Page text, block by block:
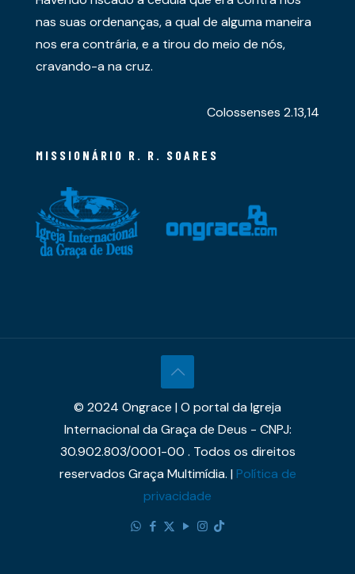
nas suas ordenanças, a qual de alguma maneira
nos era contrária, e a tirou do meio de nós,
cravando-a na cruz.
Colossenses 2.13,14
MISSIONÁRIO R. R. SOARES
© 2024 Ongrace | O portal da Igreja
Internacional da Graça de Deus - CNPJ:
30.902.803/0001-00 . Todos os direitos
reservados Graça Multimídia. |Política de
privacidade